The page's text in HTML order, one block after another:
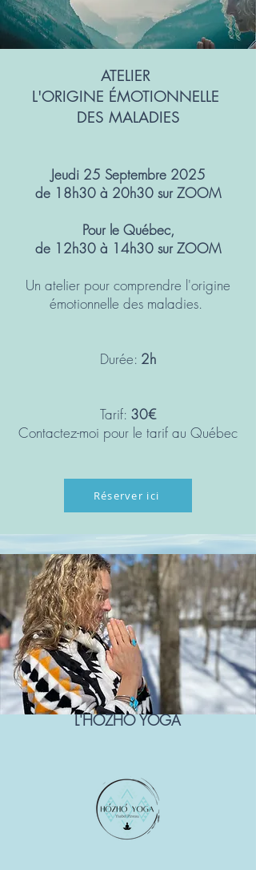
ATELIER
L'ORIGINE ÉMOTIONNELLE
DES MALADIES
Jeudi 25 Septembre 2025
de 18h30 à 20h30 sur ZOOM
Pour le Québec,
de 12h30 à 14h30 sur ZOOM
Un atelier pour comprendre l'origine
émotionnelle des maladies.
Durée: 2h
​Tarif: 30€
Contactez-moi pour le tarif au Québec
Réserver ici
L'HOZHO YOGA